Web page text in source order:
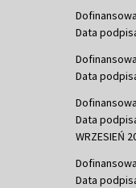
Data
Data
Data
WRZESIEŃ
Data